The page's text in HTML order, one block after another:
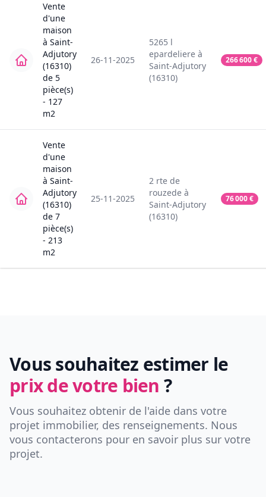
Vente
d'une
maison
à Saint-
Adjutory
(16310)
de 5
pièce(s)
- 127
m2
26-11-2025
5265 l
epardeliere à
Saint-Adjutory
(16310)
266 600€
Vente
d'une
maison
à Saint-
Adjutory
(16310)
de 7
pièce(s)
- 213
m2
25-11-2025
2 rte de
rouzede à
Saint-Adjutory
(16310)
76 000€
Vous souhaitez estimer le
prix de votre bien ?
Vous souhaitez obtenir de l'aide dans votre
projet immobilier, des renseignements. Nous
vous contacterons pour en savoir plus sur votre
projet.